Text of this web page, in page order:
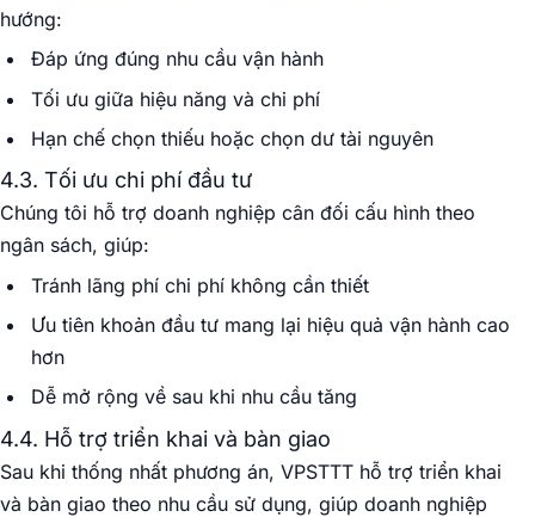
hướng:
Đáp ứng đúng nhu cầu vận hành
Tối ưu giữa hiệu năng và chi phí
Hạn chế chọn thiếu hoặc chọn dư tài nguyên
4.3. Tối ưu chi phí đầu tư
Chúng tôi hỗ trợ doanh nghiệp cân đối cấu hình theo
ngân sách, giúp:
Tránh lãng phí chi phí không cần thiết
Ưu tiên khoản đầu tư mang lại hiệu quả vận hành cao
hơn
Dễ mở rộng về sau khi nhu cầu tăng
4.4. Hỗ trợ triển khai và bàn giao
Sau khi thống nhất phương án, VPSTTT hỗ trợ triển khai
và bàn giao theo nhu cầu sử dụng, giúp doanh nghiệp